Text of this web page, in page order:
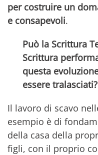
per costruire un
e consapevoli.
Può la Scrittura
Scrittura
questa
essere tralasciati?
Il lavoro di scavo
esempio è di
della casa della
figli, con il proprio